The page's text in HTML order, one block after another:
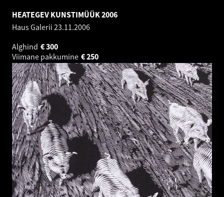
HEATEGEV KUNSTIMÜÜK 2006
Haus Galerii 23.11.2006
Alghind
300
€
Viimane pakkumine
250
€